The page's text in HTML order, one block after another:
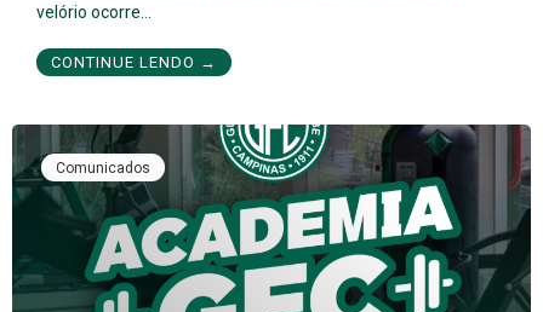
velório ocorre…
CONTINUE LENDO →
Comunicados